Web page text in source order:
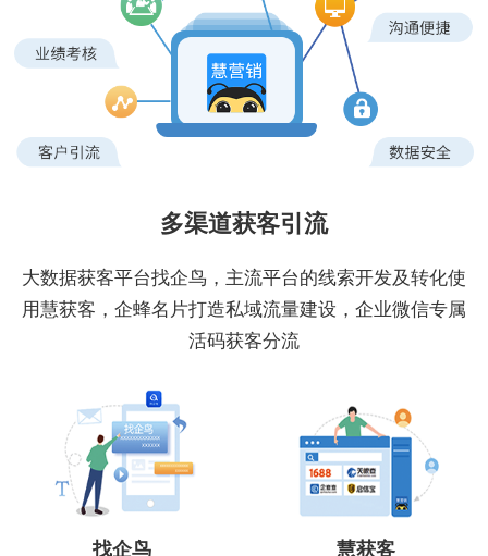
多渠道获客引流
大数据获客平台找企鸟，主流平台的线索开发及转化使
用慧获客，企蜂名片打造私域流量建设，企业微信专属
活码获客分流
找企鸟 慧获客